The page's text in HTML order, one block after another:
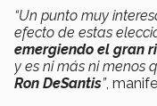
“Un punto muy
efecto de estas
emergiendo el gran
y es ni más ni menos
Ron DeSantis”,